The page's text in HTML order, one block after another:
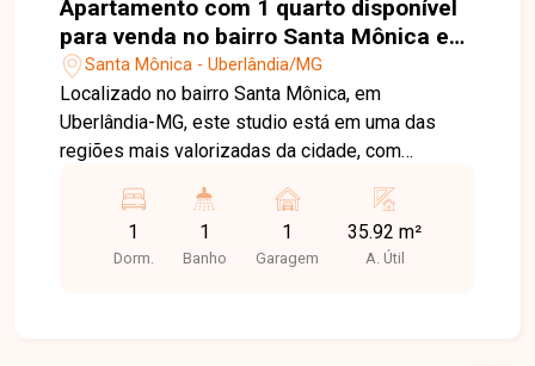
Apartamento com 1 quarto disponível
para venda no bairro Santa Mônica em
Uberlândia-MG
Santa Mônica - Uberlândia/MG
Localizado no bairro Santa Mônica, em
Uberlândia-MG, este studio está em uma das
regiões mais valorizadas da cidade, com
Universidade Federal de Uberlândia (UFU), além
de estar próximo a supermercados, farmácias,
restaurantes e diversos serviços,
1
Dorm.
1
Banho
1
Garagem
35.92 m²
A. Útil